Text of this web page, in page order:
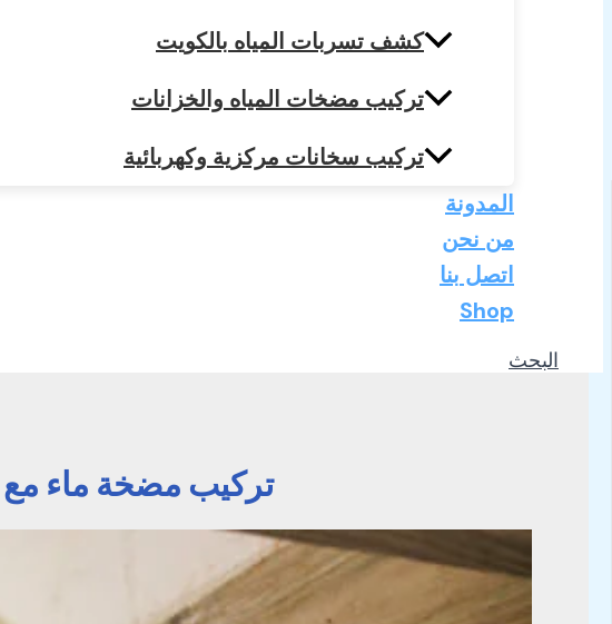
كشف تسربات المياه بالكويت
تركيب مضخات المياه والخزانات
تركيب سخانات مركزية وكهربائية
المدونة
من نحن
اتصل بنا
Shop
البحث
تركيب مضخة ماء مع